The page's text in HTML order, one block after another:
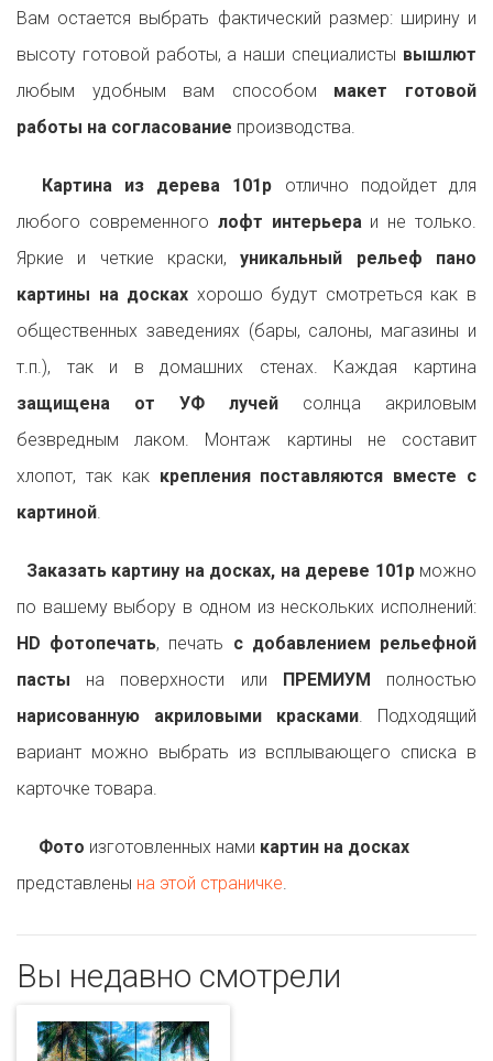
Вам остается выбрать фактический размер: ширину и
высоту готовой работы, а наши специалисты вышлют
любым удобным вам способом макет готовой
работы на согласование производства.
Картина из дерева 101p отлично подойдет для
любого современного лофт интерьераи не только.
Яркие и четкие краски,уникальный рельеф пано
картины на досках хорошо будут смотреться как в
общественных заведениях (бары, салоны, магазины и
т.п.), так и в домашних стенах. Каждая картина
защищена от УФ лучей солнца акриловым
безвредным лаком. Монтаж картины не составит
хлопот, так как крепления поставляются вместе с
картиной.
Заказать картину на досках, на дереве 101pможно
по вашему выбору в одном из нескольких исполнений:
HD фотопечать, печать с добавлением рельефной
пасты на поверхности или ПРЕМИУМ
полностью
нарисованную акриловыми красками. Подходящий
вариант можно выбрать из всплывающего списка в
карточке товара.
Фото изготовленных нами картин на досках
представлены на этой страничке.
Вы недавно смотрели